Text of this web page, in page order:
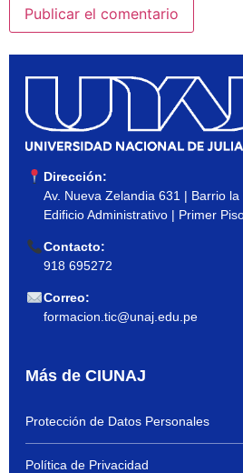
Dirección:
Av. Nueva Zelandia 631 | Barrio
Edificio Administrativo | Primer
Contacto:
918 695272
Correo:
formacion.tic@unaj.edu.pe
Más de CIUNAJ
Protección de Datos Personales
Política de Privacidad